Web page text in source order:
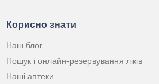
Корисно знати
Наш блог
Пошук і онлайн-резервування ліків
Наші аптеки